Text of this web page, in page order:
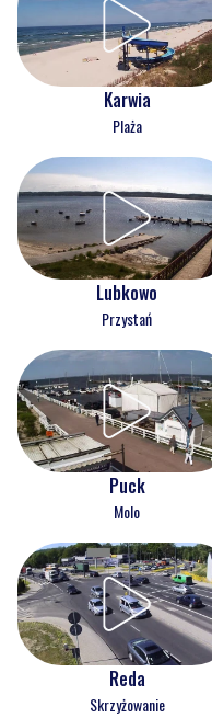
Karwia
Plaża
Lubkowo
Przystań
Puck
Molo
Reda
Skrzyżowanie